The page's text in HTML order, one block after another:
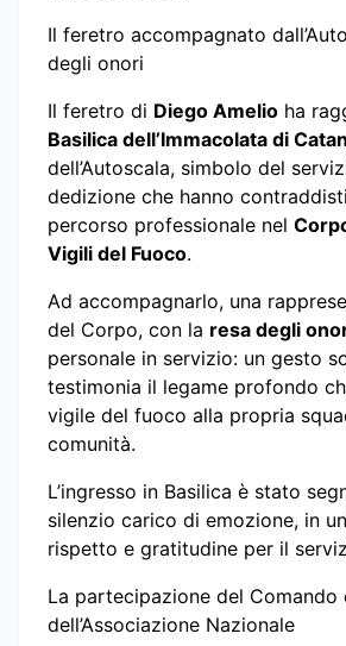
Il feretro accompagnato
degli onori
Il feretro di Diego Amelio ha
Basilica dell’Immacolata di
dell’Autoscala, simbolo del
dedizione che hanno
percorso professionale nel
Vigili del Fuoco.
Ad accompagnarlo, una
del Corpo, con la resa degli
personale in servizio: un gesto
testimonia il legame profondo
vigile del fuoco alla propria
comunità.
L’ingresso in Basilica è stato
silenzio carico di emozione, in
rispetto e gratitudine per il
La partecipazione del Comando
dell’Associazione Nazionale